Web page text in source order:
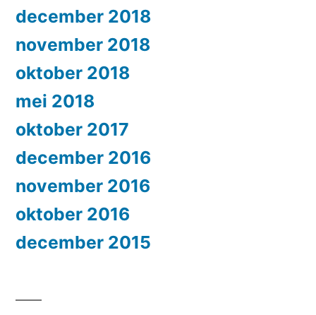
december 2018
november 2018
oktober 2018
mei 2018
oktober 2017
december 2016
november 2016
oktober 2016
december 2015